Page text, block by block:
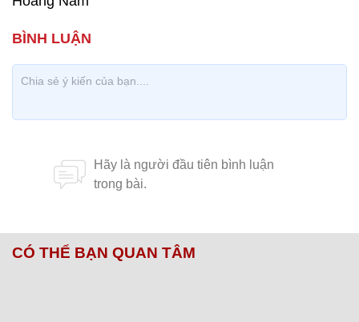
CÓ THỂ BẠN QUAN TÂM